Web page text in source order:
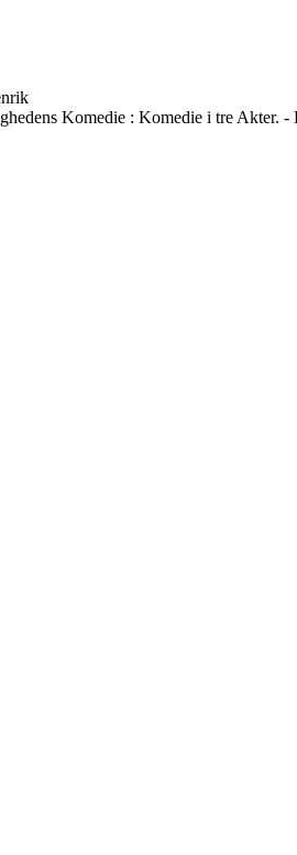
Komedie : Komedie i tre Akter. -